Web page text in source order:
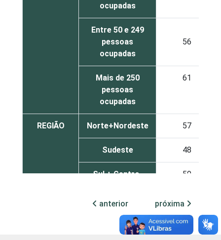
ocupadas
Entre 50 e 249
pessoas
ocupadas
56
Mais de 250
pessoas
ocupadas
61
REGIÃO Norte+Nordeste 57
Sudeste 48
Sul + Centro-
59
Transformação
55
anterior próxima